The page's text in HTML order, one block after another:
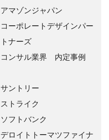
アマゾンジャパン
コーポレートデザインパー
トナーズ
コンサル業界 内定事例
サントリー
ストライク
ソフトバンク
デロイトトーマツファイナ